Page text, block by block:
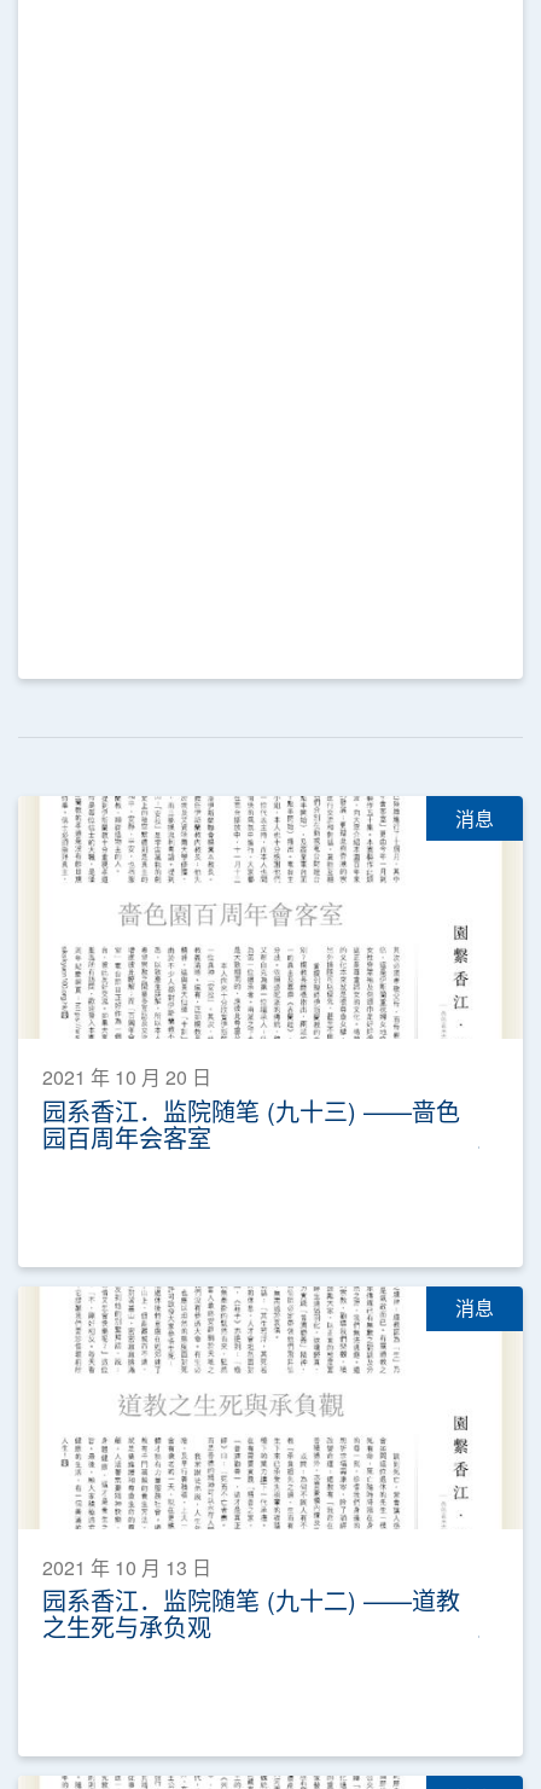
消息
2021 年 10 月 20 日
园系香江．监院随笔 (九十三) ——啬色
园百周年会客室
消息
2021 年 10 月 13 日
园系香江．监院随笔 (九十二) ——道教
之生死与承负观